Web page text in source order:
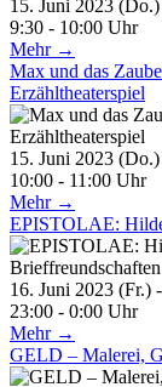
15. Juni 2023
9:30 - 10:00 Uhr
Mehr →
Max und das
Erzähltheaterspiel
15. Juni 2023
10:00 - 11:00 Uhr
Mehr →
EPISTOLAE:
16. Juni 2023
23:00 - 0:00 Uhr
Mehr →
GELD – Malerei,